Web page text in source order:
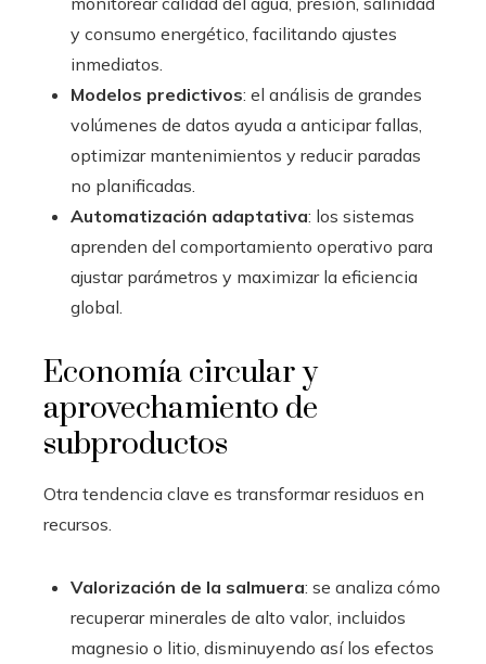
y consumo energético, facilitando ajustes
inmediatos.
Modelos predictivos: el análisis de grandes
volúmenes de datos ayuda a anticipar fallas,
optimizar mantenimientos y reducir paradas
no planificadas.
Automatización adaptativa: los sistemas
aprenden del comportamiento operativo para
ajustar parámetros y maximizar la eficiencia
global.
Economía circular y
aprovechamiento de
subproductos
Otra tendencia clave es transformar residuos en
recursos.
Valorización de la salmuera: se analiza cómo
recuperar minerales de alto valor, incluidos
magnesio o litio, disminuyendo así los efectos